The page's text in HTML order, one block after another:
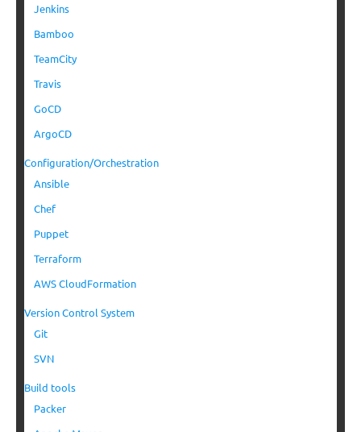
Jenkins
Bamboo
TeamCity
Travis
GoCD
ArgoCD
Configuration/Orchestration
Ansible
Chef
Puppet
Terraform
AWS CloudFormation
Version Control System
Git
SVN
Build tools
Packer